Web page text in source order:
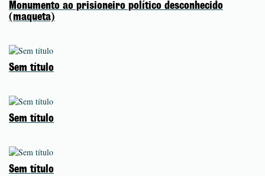
Monumento ao prisioneiro político desconhecido
(maqueta)
Sem título
Sem título
Sem título